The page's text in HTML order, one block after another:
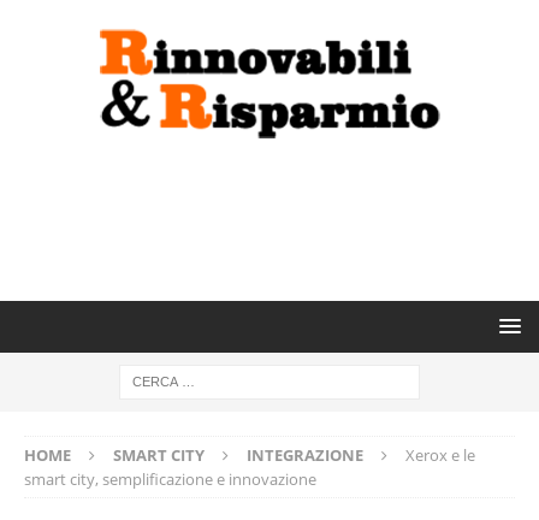
HOME SMART CITY INTEGRAZIONE
Xerox e le
smart city, semplificazione e innovazione